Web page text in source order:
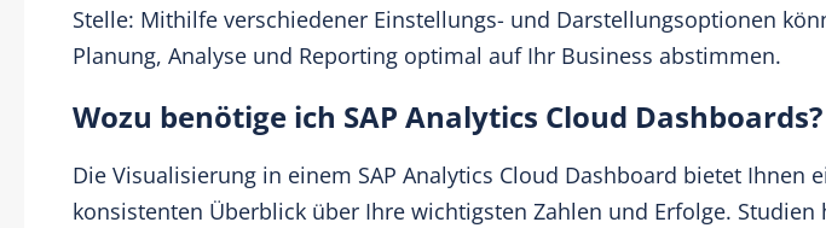
Stelle: Mithilfe verschiedener Einstellungs- und Darstellungsoptionen
Planung, Analyse und Reporting optimal auf Ihr Business abstimmen.
Wozu benötige ich SAP Analytics Cloud Dashboards?
Die Visualisierung in einem SAP Analytics Cloud Dashboard bietet Ihnen
konsistenten Überblick über Ihre wichtigsten Zahlen und Erfolge. Studien